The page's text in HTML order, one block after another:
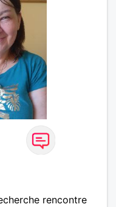
rencontre